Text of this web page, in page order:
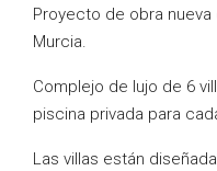
Proyecto de obra nueva
Murcia.
Complejo de lujo de 6
piscina privada para
Las villas están